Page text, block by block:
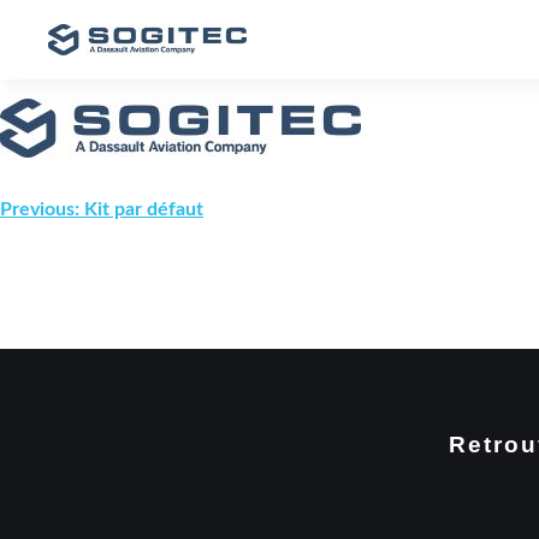
Previous: Kit par défaut